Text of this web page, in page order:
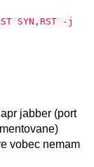
SYN,RST -j
jabber (port
vobec nemam